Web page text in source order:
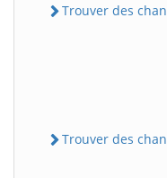
Trouver des
Trouver des